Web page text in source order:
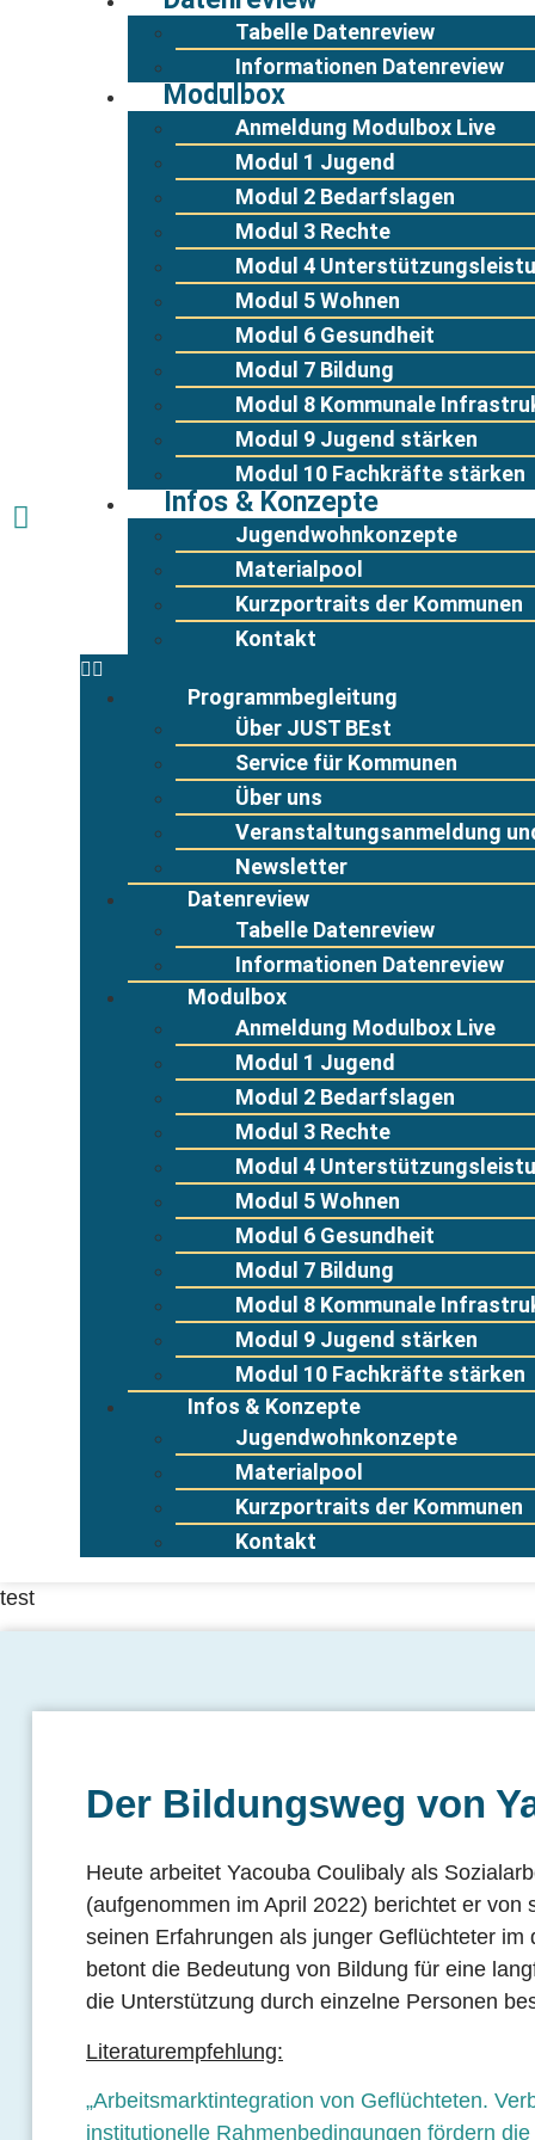
Tabelle Datenreview
Informationen Datenreview
Modulbox
Anmeldung Modulbox Live
Modul 1 Jugend
Modul 2 Bedarfslagen
Modul 3 Rechte
Modul 4
Modul 5 Wohnen
Modul 6 Gesundheit
Modul 7 Bildung
Modul 8 Kommunale
Modul 9 Jugend stärken
Modul 10 Fachkräfte stärken
Infos & Konzepte
Jugendwohnkonzepte
Materialpool
Kurzportraits der Kommunen
Kontakt
Programmbegleitung
Über JUST BEst
Service für Kommunen
Über uns
Veranstaltungsanmeldung
Newsletter
Datenreview
Tabelle Datenreview
Informationen Datenreview
Modulbox
Anmeldung Modulbox Live
Modul 1 Jugend
Modul 2 Bedarfslagen
Modul 3 Rechte
Modul 4
Modul 5 Wohnen
Modul 6 Gesundheit
Modul 7 Bildung
Modul 8 Kommunale
Modul 9 Jugend stärken
Modul 10 Fachkräfte stärken
Infos & Konzepte
Jugendwohnkonzepte
Materialpool
Kurzportraits der Kommunen
Kontakt
test
Der Bildungsweg von
Heute arbeitet Yacouba Coulibaly als
(aufgenommen im April 2022) berichtet er
seinen Erfahrungen als junger Geflüchteter
betont die Bedeutung von Bildung für eine
die Unterstützung durch einzelne Personen
Literaturempfehlung:
„Arbeitsmarktintegration von Geflüchteten.
institutionelle Rahmenbedingungen fördern